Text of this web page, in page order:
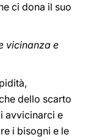
ci dona il suo
vicinanza e
dello scarto
avvicinarci e
i bisogni e le